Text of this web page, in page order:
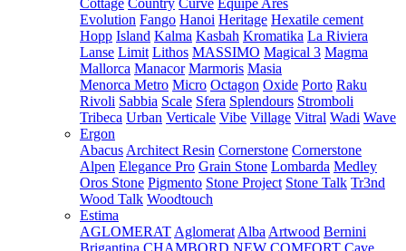
Cottage Country Curve Equipe Ares
Evolution Fango Hanoi Heritage Hexatile cement
Hopp Island Kalma Kasbah Kromatika La Riviera
Lanse Limit Lithos MASSIMO Magical 3 Magma
Mallorca Manacor Marmoris Masia
Menorca Metro Micro Octagon Oxide Porto Raku
Rivoli Sabbia Scale Sfera Splendours Stromboli
Tribeca Urban Verticale Vibe Village Vitral Wadi Wave
Ergon
Abacus Architect Resin Cornerstone Cornerstone
Alpen Elegance Pro Grain Stone Lombarda Medley
Oros Stone Pigmento Stone Project Stone Talk Tr3nd
Wood Talk Woodtouch
Estima
AGLOMERAT Aglomerat Alba Artwood Bernini